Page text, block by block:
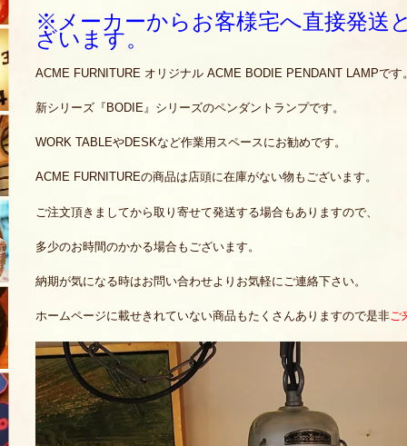
※メーカーからお客様宅へ直接発送
ざいます。
ACME FURNITURE オリジナル ACME BODIE PENDANT LAMPです
新シリーズ『BODIE』シリーズのペンダントランプです。
WORK TABLEやDESKなど作業用スペースにお勧めです。
ACME FURNITUREの商品は店頭に在庫がない物もございます。
ご注文頂きましてから取り寄せて発送する場合もありますので、
多少のお時間のかかる場合もございます。
納期が気になる時はお問い合わせよりお気軽にご連絡下さい。
ホームページに載せきれていない商品もたくさんありますので是非ご